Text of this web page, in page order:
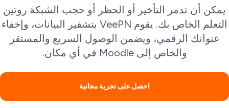
أن تدمر التأخير أو الحظر أو حجب الشبكة روتين
التعلم الخاص بك. يقوم VeePN بتشفير البيانات، وإخفاء
عنوانك الرقمي، ويضمن الوصول السريع والمستقر
والخاص إلى Moodle في أي مكان.
احصل على تجربة مجانية